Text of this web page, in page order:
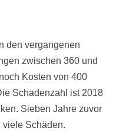
den vergangenen
zwischen 360 und
Kosten von 400
Schadenzahl ist 2018
Sieben Jahre zuvor
viele Schäden.